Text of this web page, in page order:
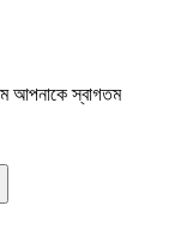
আপনাকে স্বাগতম